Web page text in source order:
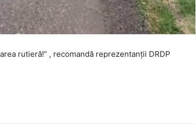
rutieră!” , recomandă reprezentanții DRDP